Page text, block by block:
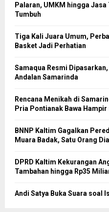
Palaran, UMKM hingga
Tumbuh
Tiga Kali Juara Umum,
Basket Jadi Perhatian
Samaqua Resmi
Andalan Samarinda
Rencana Menikah di
Pria Pontianak Bawa Hampir
BNNP Kaltim Gagalkan
Muara Badak, Satu Orang
DPRD Kaltim Kekurangan
Tambahan hingga Rp35
Andi Satya Buka Suara soal